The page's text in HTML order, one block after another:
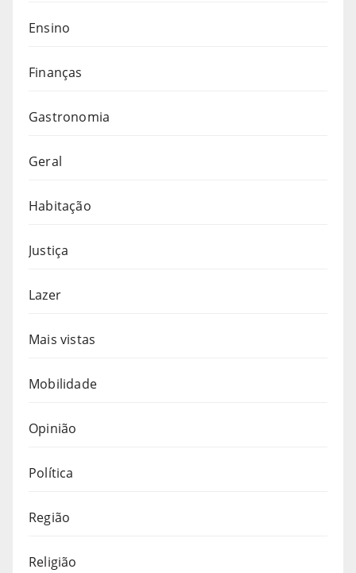
Ensino
Finanças
Gastronomia
Geral
Habitação
Justiça
Lazer
Mais vistas
Mobilidade
Opinião
Política
Região
Religião